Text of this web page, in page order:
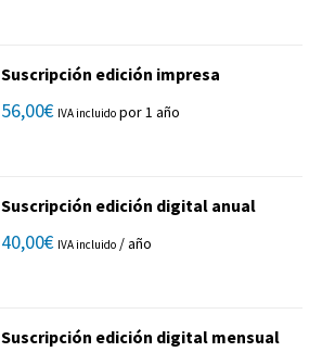
Suscripción edición impresa
56,00€ IVA incluido por 1 año
Suscripción edición digital anual
40,00€ IVA incluido / año
Suscripción edición digital mensual